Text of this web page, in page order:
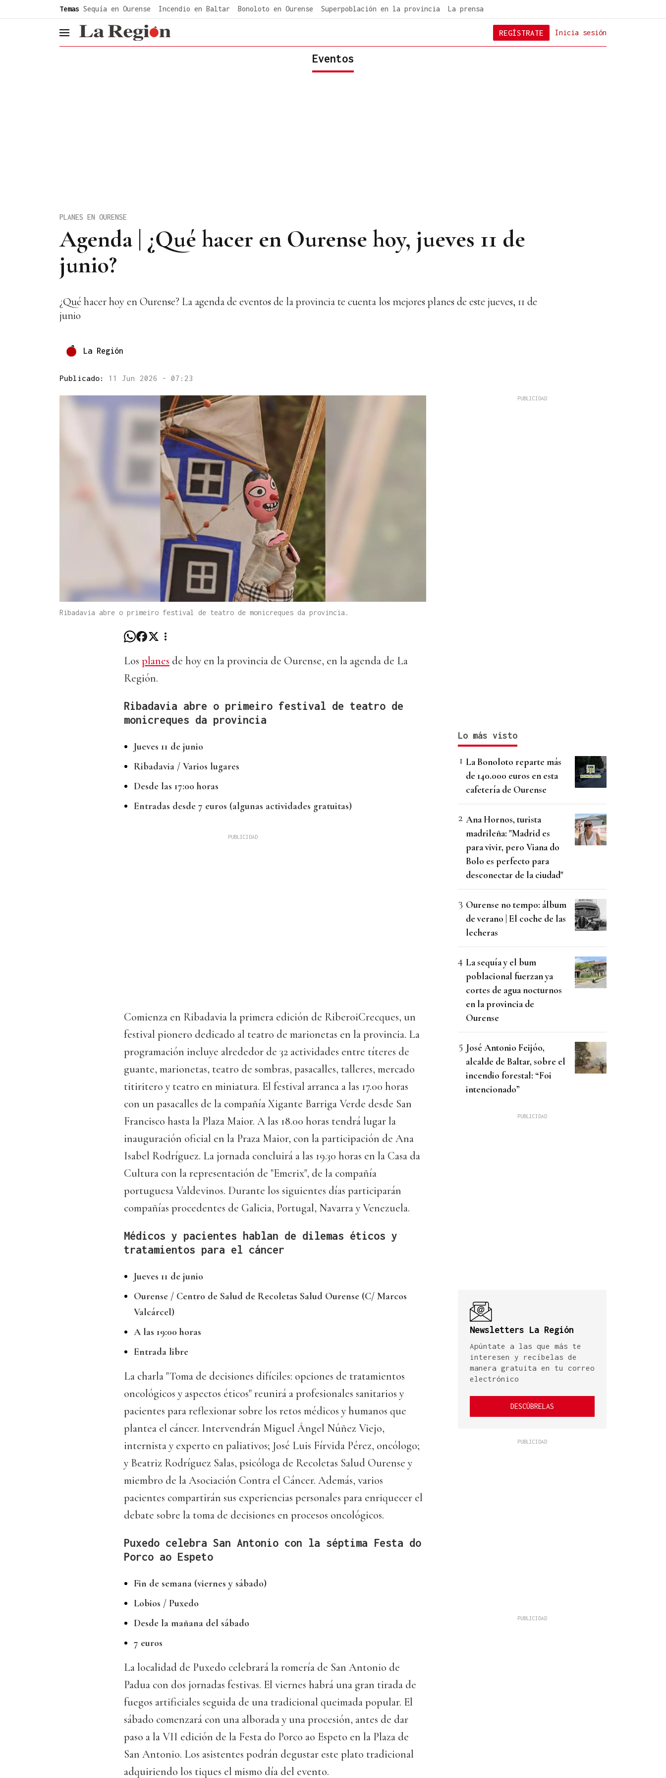
Temas Sequía en Ourense Incendio en Baltar Bonoloto en Ourense Superpoblación en la provincia La prensa
header.menu.open Inicia sesión
REGÍSTRATE
Eventos
Agenda | ¿Qué hacer en Ourense hoy, jueves 11 de
junio?
PLANES EN OURENSE
¿Qué hacer hoy en Ourense? La agenda de eventos de la provincia te cuenta los mejores planes de este jueves, 11 de
junio
La Región
Publicado: 11 Jun 2026 - 07:23
Ribadavia abre o primeiro festival de teatro de monicreques da provincia.
Los planes de hoy en la provincia de Ourense, en la agenda de La
Región.
Ribadavia abre o primeiro festival de teatro de
monicreques da provincia
Jueves 11 de junio
Ribadavia / Varios lugares
Desde las 17:00 horas
Entradas desde 7 euros (algunas actividades gratuitas)
Comienza en Ribadavia la primera edición de RiberoiCrecques, un
festival pionero dedicado al teatro de marionetas en la provincia. La
programación incluye alrededor de 32 actividades entre títeres de
guante, marionetas, teatro de sombras, pasacalles, talleres, mercado
titiritero y teatro en miniatura. El festival arranca a las 17.00 horas
con un pasacalles de la compañía Xigante Barriga Verde desde San
Francisco hasta la Plaza Maior. A las 18.00 horas tendrá lugar la
inauguración oficial en la Praza Maior, con la participación de Ana
Isabel Rodríguez. La jornada concluirá a las 19.30 horas en la Casa da
Cultura con la representación de "Emerix", de la compañía
portuguesa Valdevinos. Durante los siguientes días participarán
compañías procedentes de Galicia, Portugal, Navarra y Venezuela.
Médicos y pacientes hablan de dilemas éticos y
tratamientos para el cáncer
Jueves 11 de junio
Ourense / Centro de Salud de Recoletas Salud Ourense (C/ Marcos
Valcárcel)
A las 19:00 horas
Entrada libre
La charla "Toma de decisiones difíciles: opciones de tratamientos
oncológicos y aspectos éticos" reunirá a profesionales sanitarios y
pacientes para reflexionar sobre los retos médicos y humanos que
plantea el cáncer. Intervendrán Miguel Ángel Núñez Viejo,
internista y experto en paliativos; José Luis Fírvida Pérez, oncólogo;
y Beatriz Rodríguez Salas, psicóloga de Recoletas Salud Ourense y
miembro de la Asociación Contra el Cáncer. Además, varios
pacientes compartirán sus experiencias personales para enriquecer el
debate sobre la toma de decisiones en procesos oncológicos.
Puxedo celebra San Antonio con la séptima Festa do
Porco ao Espeto
Fin de semana (viernes y sábado)
Lobios / Puxedo
Desde la mañana del sábado
7 euros
La localidad de Puxedo celebrará la romería de San Antonio de
Padua con dos jornadas festivas. El viernes habrá una gran tirada de
fuegos artificiales seguida de una tradicional queimada popular. El
sábado comenzará con una alborada y una procesión, antes de dar
paso a la VII edición de la Festa do Porco ao Espeto en la Plaza de
San Antonio. Los asistentes podrán degustar este plato tradicional
adquiriendo los tiques el mismo día del evento.
Lo más visto
La Bonoloto reparte más
de 140.000 euros en esta
cafetería de Ourense
Ana Hornos, turista
madrileña: "Madrid es
para vivir, pero Viana do
Bolo es perfecto para
desconectar de la ciudad"
Ourense no tempo: álbum
de verano | El coche de las
lecheras
La sequía y el bum
poblacional fuerzan ya
cortes de agua nocturnos
en la provincia de
Ourense
José Antonio Feijóo,
alcalde de Baltar, sobre el
incendio forestal: “Foi
intencionado”
Newsletters La Región
Apúntate a las que más te
interesen y recíbelas de
manera gratuita en tu correo
electrónico
DESCÚBRELAS